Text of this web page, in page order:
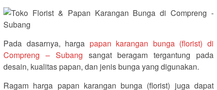
Pada dasarnya, harga papan karangan bunga (florist) di
Compreng – Subang sangat beragam tergantung pada
desain, kualitas papan, dan jenis bunga yang digunakan.
Ragam harga papan karangan bunga (florist) juga dapat